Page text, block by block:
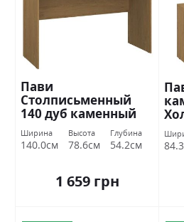
Пави
Столписьменный
140 дуб каменный
ВМВ Холдинг
Ширина
140.0см
Высота
78.6см
Глубина
54.2см
1 659 грн